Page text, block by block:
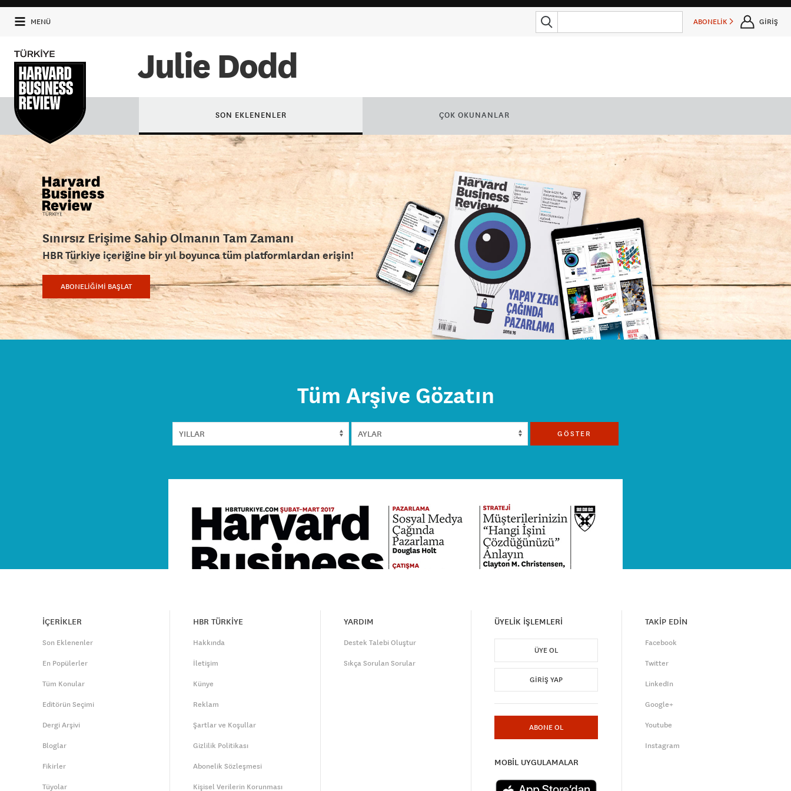
MENÜ ABONELİK GİRİŞ
Julie Dodd
SON EKLENENLER ÇOK OKUNANLAR
Sınırsız Erişime Sahip Olmanın Tam Zamanı
HBR Türkiye içeriğine bir yıl boyunca tüm platformlardan erişin!
ABONELİĞİMİ BAŞLAT
Tüm Arşive Gözatın
GÖSTER
İÇERİKLER
Son Eklenenler
En Popülerler
Tüm Konular
Editörün Seçimi
Dergi Arşivi
Bloglar
Fikirler
Tüyolar
HBR TÜRKİYE
Hakkında
İletişim
Künye
Reklam
Şartlar ve Koşullar
Gizlilik Politikası
Abonelik Sözleşmesi
Kişisel Verilerin Korunması
YARDIM
Destek Talebi Oluştur
Sıkça Sorulan Sorular
ÜYELİK İŞLEMLERİ
ÜYE OL
GIRIŞ YAP
ABONE OL
MOBİL UYGULAMALAR
TAKİP EDİN
Facebook
Twitter
LinkedIn
Google+
Youtube
Instagram